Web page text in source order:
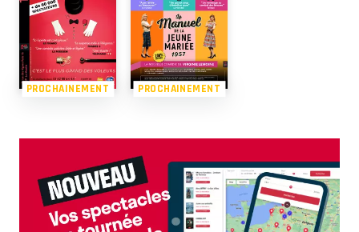
PROCHAINEMENT PROCHAINEMENT